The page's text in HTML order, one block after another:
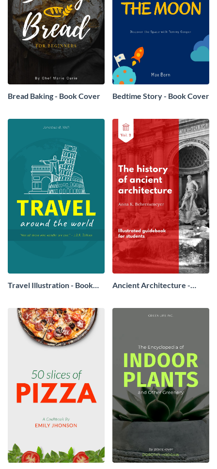
Bread Baking - Book Cover Bedtime Story - Book Cover
Travel Illustration - Book
Ancient Architecture -